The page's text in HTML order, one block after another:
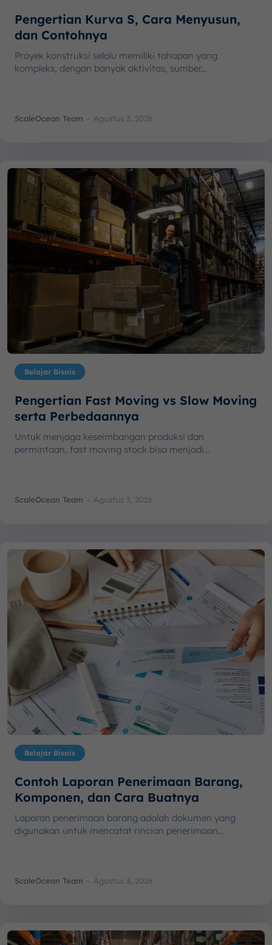
Pengertian Kurva S, Cara Menyusun,
dan Contohnya
Proyek konstruksi selalu memiliki tahapan yang
kompleks, dengan banyak aktivitas, sumber...
ScaleOcean Team - Agustus 3, 2026
Belajar Bisnis
Pengertian Fast Moving vs Slow Moving
serta Perbedaannya
Untuk menjaga keseimbangan produksi dan
permintaan, fast moving stock bisa menjadi...
ScaleOcean Team - Agustus 3, 2026
Belajar Bisnis
Contoh Laporan Penerimaan Barang,
Komponen, dan Cara Buatnya
Laporan penerimaan barang adalah dokumen yang
digunakan untuk mencatat rincian penerimaan...
ScaleOcean Team - Agustus 3, 2026